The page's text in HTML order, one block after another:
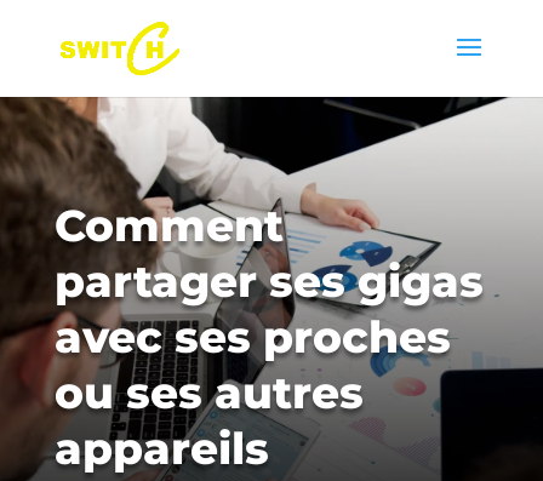
Comment
partager ses gigas
avec ses proches
ou ses autres
appareils